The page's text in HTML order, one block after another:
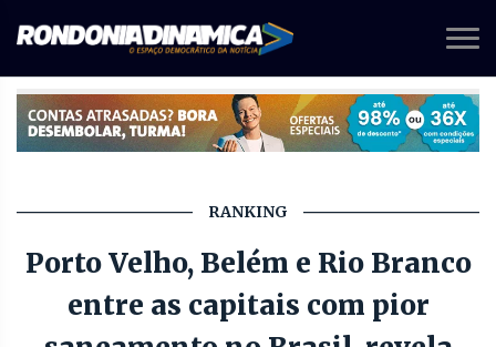
RANKING
Porto Velho, Belém e Rio Branco
entre as capitais com pior